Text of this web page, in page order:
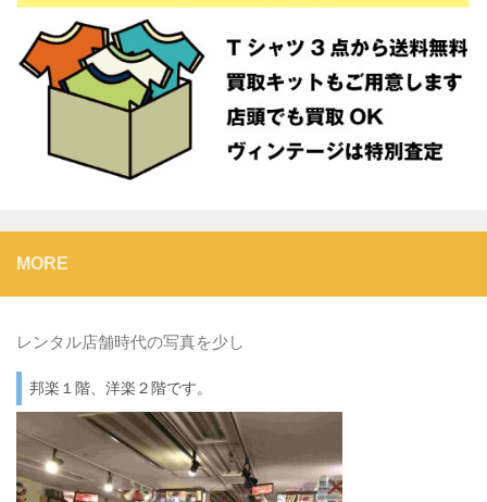
MORE
レンタル店舗時代の写真を少し
邦楽１階、洋楽２階です。